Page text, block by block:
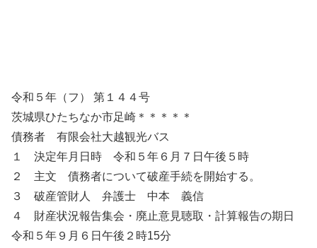
令和５年（フ） 第１４４号
茨城県ひたちなか市足崎＊＊＊＊＊
債務者 有限会社大越観光バス
１ 決定年月日時 令和５年６月７日午後５時
２ 主文 債務者について破産手続を開始する。
３ 破産管財人 弁護士 中本 義信
４ 財産状況報告集会・廃止意見聴取・計算報告の期日
令和５年９月６日午後２時15分